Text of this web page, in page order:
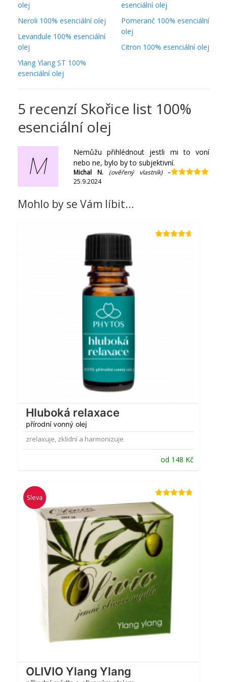
olej
Neroli 100% esenciální olej
Levandule 100% esenciální
olej
Ylang Ylang ST 100%
esenciální olej
esenciální olej
Pomeranč 100% esenciální
olej
Citron 100% esenciální olej
5 recenzí Skořice list 100%
esenciální olej
M
Nemůžu přihlédnout jestli mi to voní
nebo ne, bylo by to subjektivní.
Michal N. (ověřený vlastník)
–
25.9.2024
Mohlo by se Vám líbit…
Hluboká relaxace
přírodní vonný olej
zrelaxuje, zklidní a harmonizuje
od 148 Kč
Sleva
OLIVIO Ylang Ylang
Hodnocení
4.71z 5